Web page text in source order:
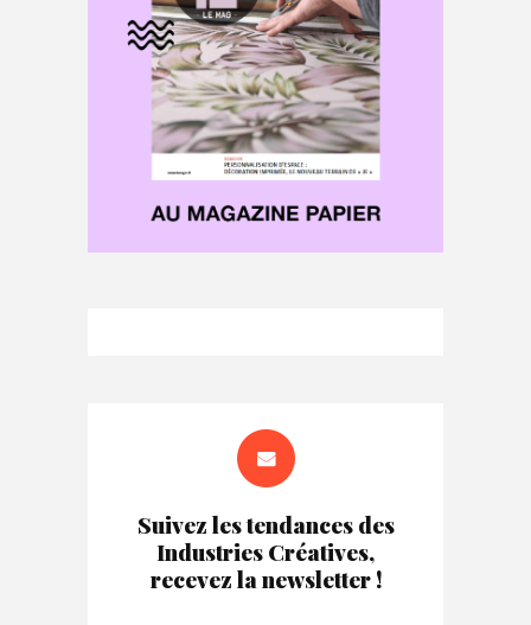
Suivez les tendances des
Industries Créatives,
recevez la newsletter !